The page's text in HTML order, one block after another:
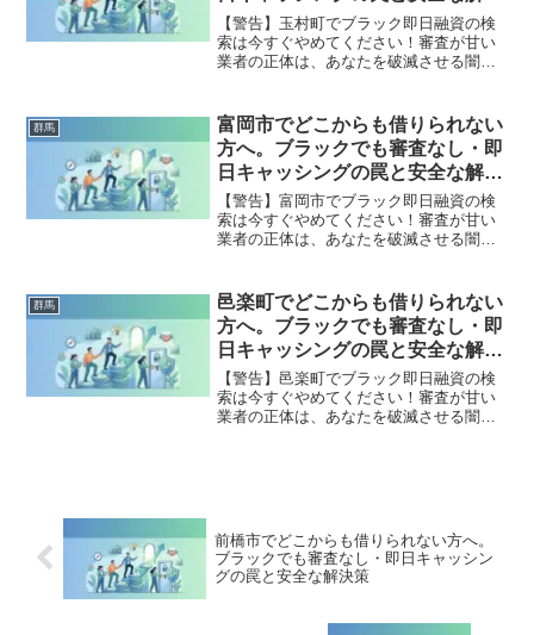
策
【警告】玉村町でブラック即日融資の検
索は今すぐやめてください！審査が甘い
業者の正体は、あなたを破滅させる闇金
町で違法業者を避け、借金地獄から抜け
出した方々の実体験と確実な解決策を完
全公開。
群馬
富岡市でどこからも借りられない
方へ。ブラックでも審査なし・即
日キャッシングの罠と安全な解決
策
【警告】富岡市でブラック即日融資の検
索は今すぐやめてください！審査が甘い
業者の正体は、あなたを破滅させる闇金
市で違法業者を避け、借金地獄から抜け
出した方々の実体験と確実な解決策を完
全公開。
群馬
邑楽町でどこからも借りられない
方へ。ブラックでも審査なし・即
日キャッシングの罠と安全な解決
策
【警告】邑楽町でブラック即日融資の検
索は今すぐやめてください！審査が甘い
業者の正体は、あなたを破滅させる闇金
前橋市でどこからも借りられない方へ。
ブラックでも審査なし・即日キャッシン
グの罠と安全な解決策